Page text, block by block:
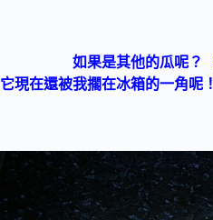
如果是其他的瓜呢？
它現在還被我擱在冰箱的一角呢！